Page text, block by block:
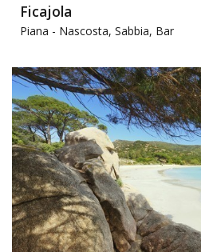
Ficajola
Piana - Nascosta, Sabbia, Bar